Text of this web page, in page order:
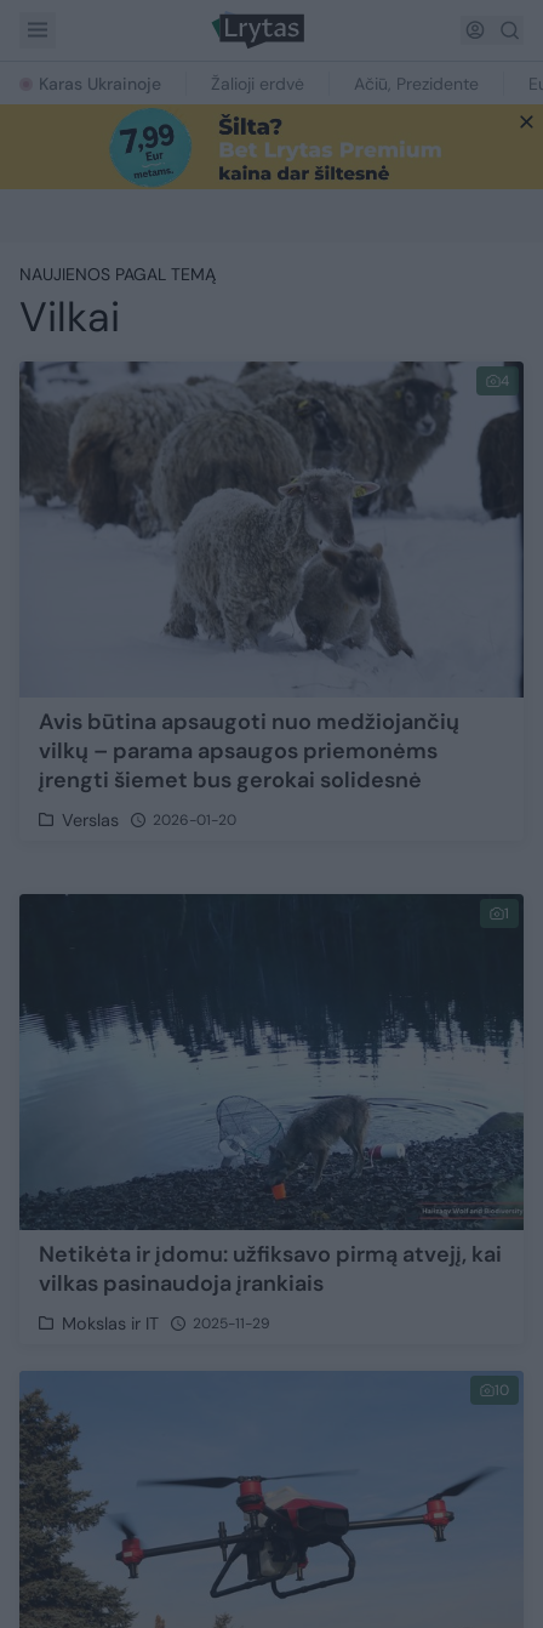
Karas Ukrainoje Žalioji erdvė Ačiū, Prezidente
NAUJIENOS PAGAL TEMĄ
Vilkai
4
Avis būtina apsaugoti nuo medžiojančių
vilkų – parama apsaugos priemonėms
įrengti šiemet bus gerokai solidesnė
Verslas 2026-01-20
1
Netikėta ir įdomu: užfiksavo pirmą atvejį, kai
vilkas pasinaudoja įrankiais
Mokslas ir IT 2025-11-29
10